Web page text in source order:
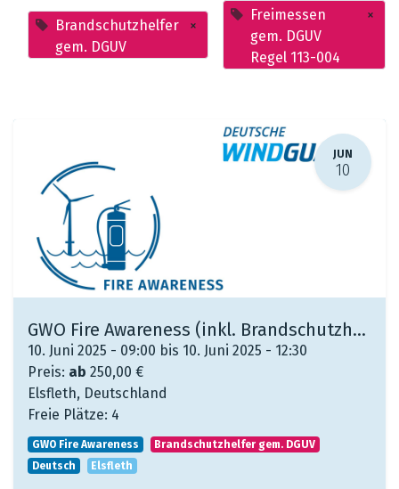
Brandschutzhelfer
gem. DGUV
×
Freimessen
gem. DGUV
Regel 113-004
×
JUN
10
GWO Fire Awareness (inkl. Brandschutzhelfer gem. DGUV)
10. Juni 2025 - 09:00 bis 10. Juni 2025 - 12:30
Preis: ab 250,00 €
Elsfleth, Deutschland
Freie Plätze: 4
GWO Fire Awareness
Brandschutzhelfer gem. DGUV
Deutsch
Elsfleth